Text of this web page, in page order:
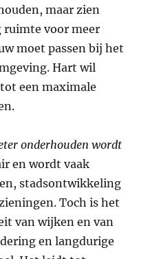
maar zien
ruimte voor meer
moet passen bij het
Hart wil
een maximale
onderhouden wordt
en wordt vaak
stadsontwikkeling
Toch is het
van wijken en van
en langdurige